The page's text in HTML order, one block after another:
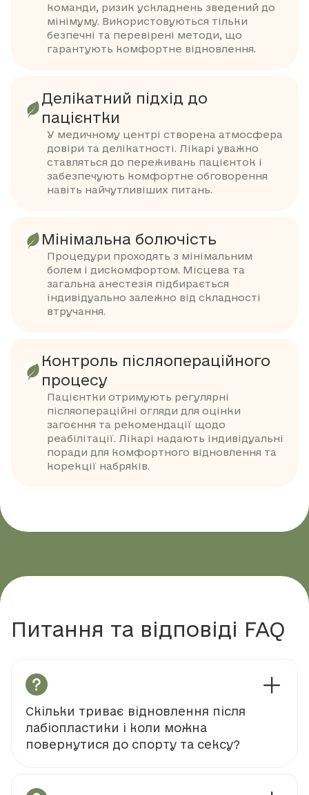
команди, ризик ускладнень зведений до
мінімуму. Використовуються тільки
безпечні та перевірені методи, що
гарантують комфортне відновлення.
Делікатний підхід до
пацієнтки
У медичному центрі створена атмосфера
довіри та делікатності. Лікарі уважно
ставляться до переживань пацієнток і
забезпечують комфортне обговорення
навіть найчутливіших питань.
Мінімальна болючість
Процедури проходять з мінімальним
болем і дискомфортом. Місцева та
загальна анестезія підбирається
індивідуально залежно від складності
втручання.
Контроль післяопераційного
процесу
Пацієнтки отримують регулярні
післяопераційні огляди для оцінки
загоєння та рекомендації щодо
реабілітації. Лікарі надають індивідуальні
поради для комфортного відновлення та
корекції набряків.
Питання та відповіді FAQ
Скільки триває відновлення після
лабіопластики і коли можна
повернутися до спорту та сексу?